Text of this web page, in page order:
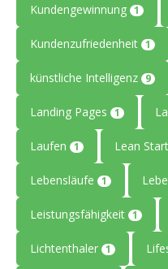
Kundengewinnung 1
Kundenzufriedenheit 1
künstliche Intelligenz 9
Landing Pages 1
Laufen 1 Lean
Lebensläufe 1
Leistungsfähigkeit 1
Lichtenthaler 1